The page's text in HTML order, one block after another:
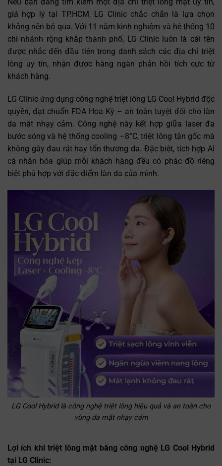
Nếu bạn đang tìm kiếm một địa chỉ triệt lông mặt uy tín,
giá hợp lý tại TP.HCM, LG Clinic chắc chắn là lựa chọn
không nên bỏ qua. Với 11 năm kinh nghiệm và hệ thống 10
chi nhánh rộng khắp thành phố, LG Clinic luôn là cái tên
được nhắc đến đầu tiên trong danh sách các địa chỉ triệt
lông uy tín, nhận được hàng ngàn phản hồi tích cực từ
khách hàng.
LG Clinic ứng dụng công nghệ triệt lông LG Cool Hybrid độc
quyền, đạt chuẩn FDA Hoa Kỳ – an toàn tuyệt đối cho làn
da mặt nhạy cảm. Công nghệ này kết hợp giữa laser đa
bước sóng và hệ thống cooling –8°C, triệt lông tận gốc mà
không gây đau rát hay tổn thương da. Đặc biệt, tích hợp AI
cá nhân hóa giúp mỗi khách hàng đều có phác đồ riêng
biệt phù hợp với đặc điểm làn da của mình.
LG Cool Hybrid là công nghệ triệt lông hiệu quả và an toàn cho
vùng da mặt nhạy cảm
Lợi ích khi triệt lông mặt bằng công nghệ LG Cool Hybrid
tại LG Clinic: